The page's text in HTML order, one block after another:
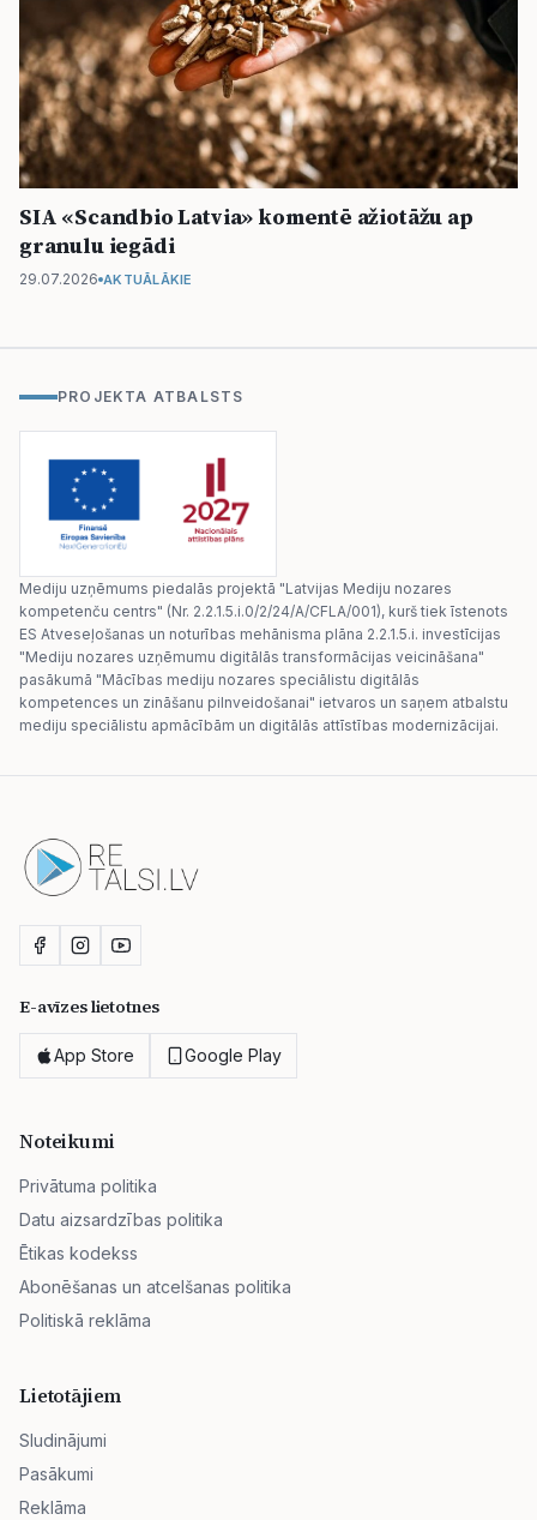
SIA «Scandbio Latvia» komentē ažiotāžu ap
granulu iegādi
29.07.2026 AKTUĀLĀKIE
PROJEKTA ATBALSTS
Mediju uzņēmums piedalās projektā "Latvijas Mediju nozares
kompetenču centrs" (Nr. 2.2.1.5.i.0/2/24/A/CFLA/001), kurš tiek īstenots
ES Atveseļošanas un noturības mehānisma plāna 2.2.1.5.i. investīcijas
"Mediju nozares uzņēmumu digitālās transformācijas veicināšana"
pasākumā "Mācības mediju nozares speciālistu digitālās
kompetences un zināšanu pilnveidošanai" ietvaros un saņem atbalstu
mediju speciālistu apmācībām un digitālās attīstības modernizācijai.
E-avīzes lietotnes
App Store Google Play
Noteikumi
Privātuma politika
Datu aizsardzības politika
Ētikas kodekss
Abonēšanas un atcelšanas politika
Politiskā reklāma
Lietotājiem
Sludinājumi
Pasākumi
Reklāma